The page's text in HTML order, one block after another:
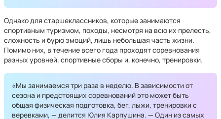
Однако для старшеклассников, которые занимаются
спортивным туризмом, походы, несмотря на всю их прелесть,
сложность и бурю эмоций, лишь небольшая часть жизни.
Помимо них, в течение всего года проходят соревнования
разных уровней, спортивные сборы и, конечно, тренировки.
«Мы занимаемся три раза в неделю. В зависимости от
сезона и предстоящих соревнований это может быть
общая физическая подготовка, бег, лыжи, тренировки с
веревками, — делится Юлия Карпушина. — Один из самых